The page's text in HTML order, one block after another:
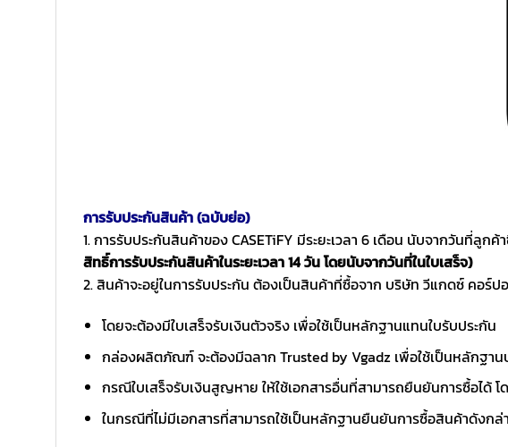
การรับประกันสินค้า (ฉบับย่อ)
1. การรับประกันสินค้าของ CASETiFY มีระยะเวลา 6 เดือน นับจากวันที่ลูก
สิทธิ์การรับประกันสินค้าในระยะเวลา 14 วัน โดยนับจากวันที่ในใบเสร็จ)
2. สินค้าจะอยู่ในการรับประกัน ต้องเป็นสินค้าที่ซื้อจาก บริษัท วีแกดซ์ คอร์ป
โดยจะต้องมีใบเสร็จรับเงินตัวจริง เพื่อใช้เป็นหลักฐานแทนใบรับประกัน
กล่องผลิตภัณฑ์ จะต้องมีฉลาก Trusted by Vgadz เพื่อใช้เป็นหลักฐาน
กรณีใบเสร็จรับเงินสูญหาย ให้ใช้เอกสารอื่นที่สามารถยืนยันการซื้อได้
ในกรณีที่ไม่มีเอกสารที่สามารถใช้เป็นหลักฐานยืนยันการซื้อสินค้าดังก